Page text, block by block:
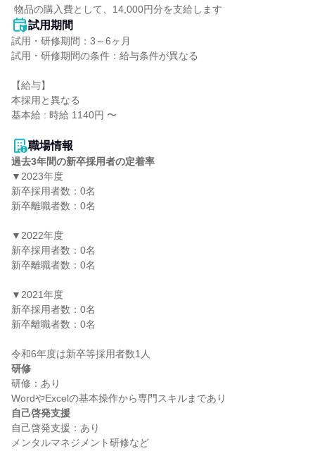
物品の購入費として、14,000円分を支給します
試用期間
試用・研修期間：3～6ヶ月
試用・研修期間の条件：給与条件が異なる
【給与】
本採用と異なる
基本給 : 時給 1140円 〜
職場情報
過去3年間の新卒採用者の定着率
▼2023年度
新卒採用者数：0名
新卒離職者数：0名
▼2022年度
新卒採用者数：0名
新卒離職者数：0名
▼2021年度
新卒採用者数：0名
新卒離職者数：0名
研修
研修：あり
自己啓発支援
自己啓発支援：あり